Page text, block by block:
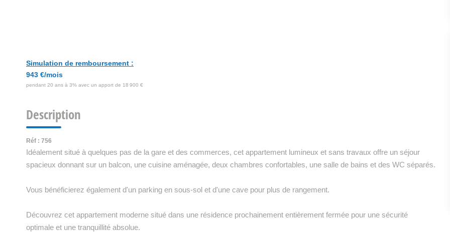
Simulation de remboursement :
943 €/mois
pendant 20 ans à 3% avec un apport de 18 900 €
Description
Réf : 756
Idéalement situé à quelques pas de la gare et des commerces, cet appartement lumineux et sans travaux offre un séjour
spacieux donnant sur un balcon, une cuisine aménagée, deux chambres confortables, une salle de bains et des WC séparés.
Vous bénéficierez également d'un parking en sous-sol et d'une cave pour plus de rangement.
Découvrez cet appartement moderne situé dans une résidence prochainement entièrement fermée pour une sécurité
optimale et une tranquillité absolue.